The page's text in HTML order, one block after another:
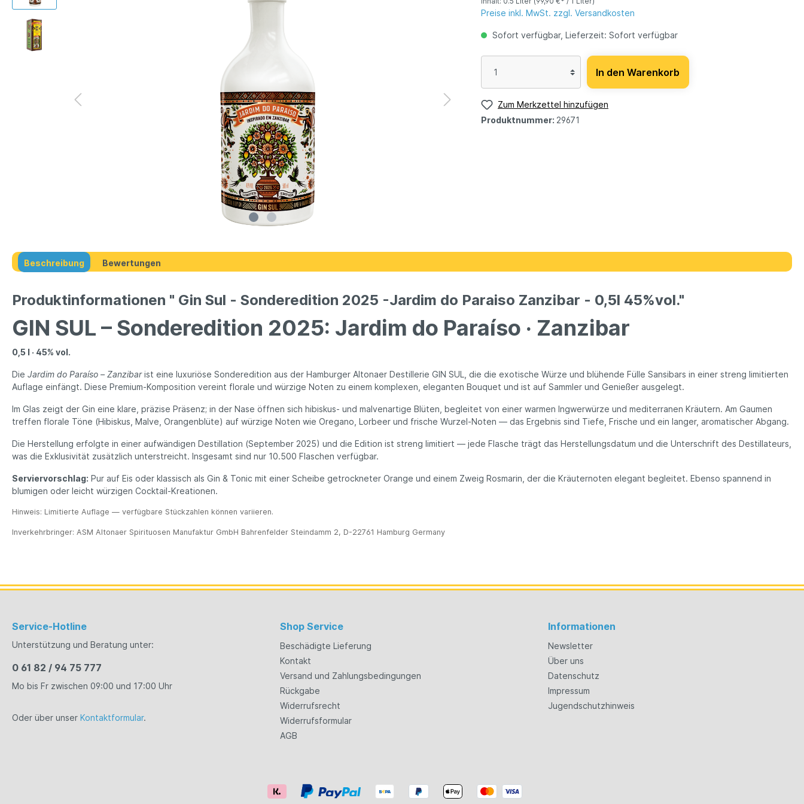
Preise inkl. MwSt. zzgl. Versandkosten
Sofort verfügbar, Lieferzeit: Sofort verfügbar
In den Warenkorb
Zum Merkzettel hinzufügen
Produktnummer: 29671
Beschreibung Bewertungen
Produktinformationen " Gin Sul - Sonderedition 2025 -Jardim do Paraiso Zanzibar - 0,5l 45%vol."
GIN SUL – Sonderedition 2025: Jardim do Paraíso · Zanzibar
0,5 l · 45% vol.
Die Jardim do Paraíso – Zanzibarist eine luxuriöse Sonderedition aus der Hamburger Altonaer Destillerie GIN SUL, die die exotische Würze und blühende Fülle Sansibars in einer streng limitierten
Auflage einfängt. Diese Premium-Komposition vereint florale und würzige Noten zu einem komplexen, eleganten Bouquet und ist auf Sammler und Genießer ausgelegt.
Im Glas zeigt der Gin eine klare, präzise Präsenz; in der Nase öffnen sich hibiskus- und malvenartige Blüten, begleitet von einer warmen Ingwerwürze und mediterranen Kräutern. Am Gaumen
treffen florale Töne (Hibiskus, Malve, Orangenblüte) auf würzige Noten wie Oregano, Lorbeer und frische Wurzel-Noten — das Ergebnis sind Tiefe, Frische und ein langer, aromatischer Abgang.
Die Herstellung erfolgte in einer aufwändigen Destillation (September 2025) und die Edition ist streng limitiert — jede Flasche trägt das Herstellungsdatum und die Unterschrift des Destillateurs,
was die Exklusivität zusätzlich unterstreicht. Insgesamt sind nur 10.500 Flaschen verfügbar.
Serviervorschlag: Pur auf Eis oder klassisch als Gin & Tonic mit einer Scheibe getrockneter Orange und einem Zweig Rosmarin, der die Kräuternoten elegant begleitet. Ebenso spannend in
blumigen oder leicht würzigen Cocktail-Kreationen.
Hinweis: Limitierte Auflage — verfügbare Stückzahlen können variieren.
Inverkehrbringer: ASM Altonaer Spirituosen Manufaktur GmbH Bahrenfelder Steindamm 2, D-22761 Hamburg Germany
Service-Hotline
Unterstützung und Beratung unter:
0 61 82 / 94 75 777
Mo bis Fr zwischen 09:00 und 17:00 Uhr
Oder über unser Kontaktformular.
Shop Service
Beschädigte Lieferung
Kontakt
Versand und Zahlungsbedingungen
Rückgabe
Widerrufsrecht
Widerrufsformular
AGB
Informationen
Newsletter
Über uns
Datenschutz
Impressum
Jugendschutzhinweis